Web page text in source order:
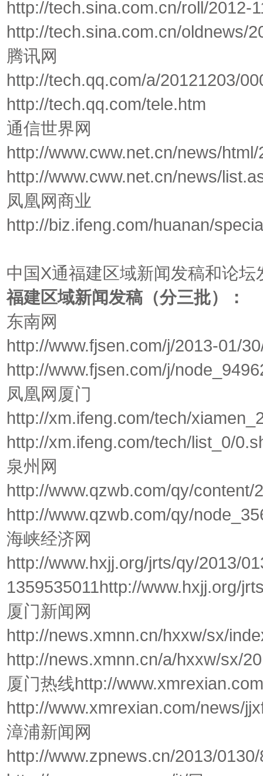
http://tech.sina.com.cn/roll/2012-
http://tech.sina.com.cn/oldnews/
腾讯网
http://tech.qq.com/a/20121203/
http://tech.qq.com/tele.htm
通信世界网
http://www.cww.net.cn/news/
http://www.cww.net.cn/news/
凤凰网商业
http://biz.ifeng.com/huanan/
中国X通福建区域新闻发稿和论坛
福建区域新闻发稿（分三批）：
东南网
http://www.fjsen.com/j/2013-01/
http://www.fjsen.com/j/
凤凰网厦门
http://xm.ifeng.com/tech/
http://xm.ifeng.com/tech/list_0/
泉州网
http://www.qzwb.com/qy/
http://www.qzwb.com/qy/
海峡经济网
http://www.hxjj.org/jrts/qy/2013/
1359535011http://www.hxjj.org/
厦门新闻网
http://news.xmnn.cn/hxxw/sx/
http://news.xmnn.cn/a/hxxw/sx/
厦门热线http://
http://www.xmrexian.com/news/
漳浦新闻网
http://www.zpnews.cn/2013/